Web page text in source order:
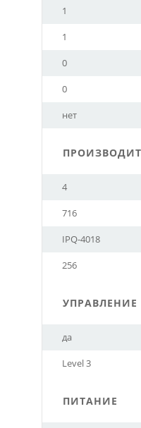
УПРАВЛЕНИЕ
ПИТАНИЕ
1
1
0
0
нет
4
716
IPQ-4018
256
да
Level 3